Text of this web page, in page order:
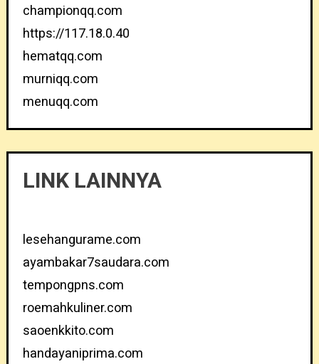
championqq.com
https://117.18.0.40
hematqq.com
murniqq.com
menuqq.com
LINK LAINNYA
lesehangurame.com
ayambakar7saudara.com
tempongpns.com
roemahkuliner.com
saoenkkito.com
handayaniprima.com